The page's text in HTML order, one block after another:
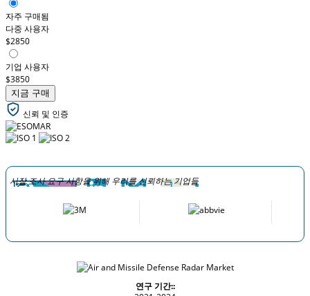
자주 구매됨
다중 사용자
$2850
기업 사용자
$3850
지금 구매
신뢰 및 인증
시장 조사 요구 사항을 위해 우리를 신뢰하는 기업들
연구 기간::